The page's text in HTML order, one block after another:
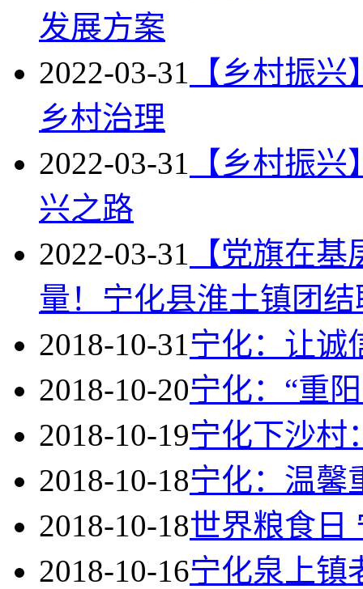
发展方案
2022-03-31 【乡村振
乡村治理
2022-03-31 【乡村振
兴之路
2022-03-31 【党旗在
量！宁化县淮土镇团结
2018-10-31宁化：让诚
2018-10-20宁化：“重
2018-10-19宁化下沙村
2018-10-18宁化：温馨
2018-10-18世界粮食日
2018-10-16宁化泉上镇